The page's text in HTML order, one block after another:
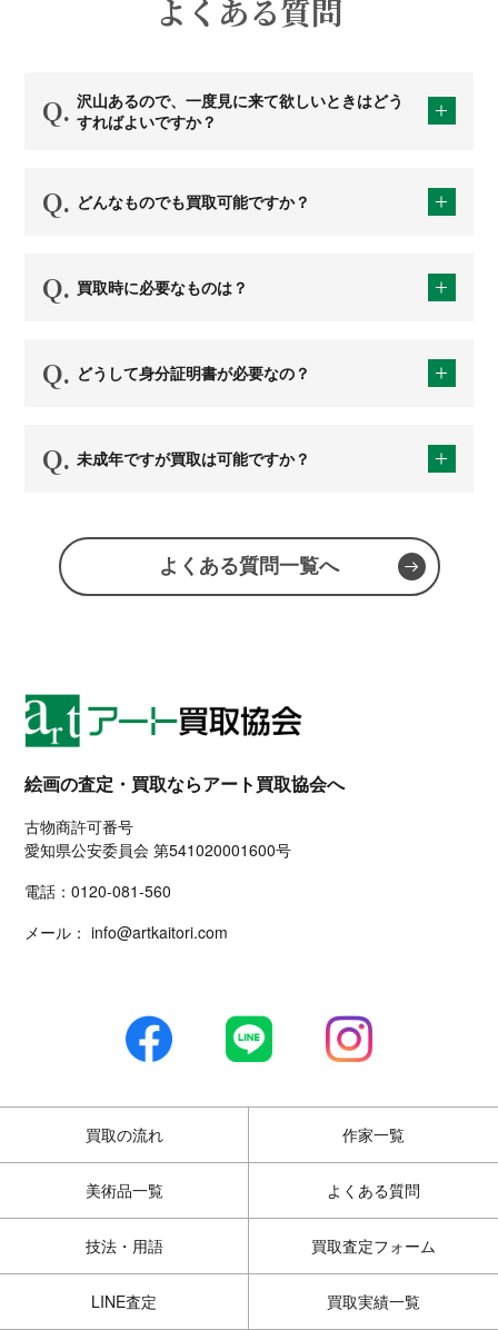
よくある質問
沢山あるので、一度見に来て欲しいときはどう
すればよいですか？
どんなものでも買取可能ですか？
買取時に必要なものは？
どうして身分証明書が必要なの？
未成年ですが買取は可能ですか？
よくある質問一覧へ
絵画の査定・買取ならアート買取協会へ
古物商許可番号
愛知県公安委員会 第541020001600号
電話：0120-081-560
メール： info@artkaitori.com
買取の流れ 作家一覧
美術品一覧 よくある質問
技法・用語 買取査定フォーム
LINE査定 買取実績一覧